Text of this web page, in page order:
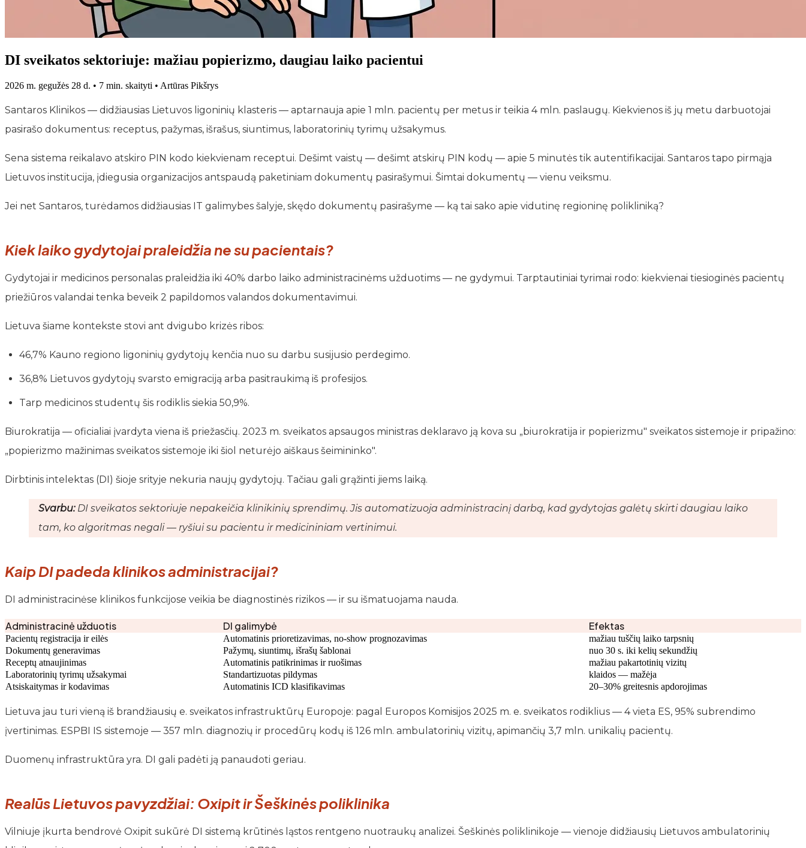
DI sveikatos sektoriuje: mažiau popierizmo, daugiau laiko pacientui
2026 m. gegužės 28 d. • 7 min. skaityti • Artūras Pikšrys
Santaros Klinikos — didžiausias Lietuvos ligoninių klasteris — aptarnauja apie 1 mln. pacientų per metus ir teikia 4 mln. paslaugų. Kiekvienos iš jų metu darbuotojai
pasirašo dokumentus: receptus, pažymas, išrašus, siuntimus, laboratorinių tyrimų užsakymus.
Sena sistema reikalavo atskiro PIN kodo kiekvienam receptui. Dešimt vaistų — dešimt atskirų PIN kodų — apie 5 minutės tik autentifikacijai. Santaros tapo pirmąja
Lietuvos institucija, įdiegusia organizacijos antspaudą paketiniam dokumentų pasirašymui. Šimtai dokumentų — vienu veiksmu.
Jei net Santaros, turėdamos didžiausias IT galimybes šalyje, skędo dokumentų pasirašyme — ką tai sako apie vidutinę regioninę polikliniką?
Kiek laiko gydytojai praleidžia ne su pacientais?
Gydytojai ir medicinos personalas praleidžia iki 40% darbo laiko administracinėms užduotims — ne gydymui. Tarptautiniai tyrimai rodo: kiekvienai tiesioginės pacientų
priežiūros valandai tenka beveik 2 papildomos valandos dokumentavimui.
Lietuva šiame kontekste stovi ant dvigubo krizės ribos:
46,7% Kauno regiono ligoninių gydytojų kenčia nuo su darbu susijusio perdegimo.
36,8% Lietuvos gydytojų svarsto emigraciją arba pasitraukimą iš profesijos.
Tarp medicinos studentų šis rodiklis siekia 50,9%.
Biurokratija — oficialiai įvardyta viena iš priežasčių. 2023 m. sveikatos apsaugos ministras deklaravo ją kova su „biurokratija ir popierizmu" sveikatos sistemoje ir pripažino:
„popierizmo mažinimas sveikatos sistemoje iki šiol neturėjo aiškaus šeimininko".
Dirbtinis intelektas (DI) šioje srityje nekuria naujų gydytojų. Tačiau gali grąžinti jiems laiką.
Svarbu:DI sveikatos sektoriuje nepakeičia klinikinių sprendimų. Jis automatizuoja administracinį darbą, kad gydytojas galėtų skirti daugiau laiko
tam, ko algoritmas negali — ryšiui su pacientu ir medicininiam vertinimui.
Kaip DI padeda klinikos administracijai?
DI administracinėse klinikos funkcijose veikia be diagnostinės rizikos — ir su išmatuojama nauda.
Administracinė užduotis DI galimybė Efektas
Pacientų registracija ir eilės Automatinis prioretizavimas, no-show prognozavimas
mažiau tuščių laiko tarpsnių
Dokumentų generavimas
Pažymų, siuntimų, išrašų šablonai
nuo 30 s. iki kelių sekundžių
Receptų atnaujinimas
Automatinis patikrinimas ir ruošimas
mažiau pakartotinių vizitų
Laboratorinių tyrimų užsakymai
Standartizuotas pildymas
klaidos — mažėja
Atsiskaitymas ir kodavimas
Automatinis ICD klasifikavimas 20–30% greitesnis apdorojimas
Lietuva jau turi vieną iš brandžiausių e. sveikatos infrastruktūrų Europoje: pagal Europos Komisijos 2025 m. e. sveikatos rodiklius — 4 vieta ES, 95% subrendimo
įvertinimas. ESPBI IS sistemoje — 357 mln. diagnozių ir procedūrų kodų iš 126 mln. ambulatorinių vizitų, apimančių 3,7 mln. unikalių pacientų.
Duomenų infrastruktūra yra. DI gali padėti ją panaudoti geriau.
Realūs Lietuvos pavyzdžiai: Oxipit ir Šeškinės poliklinika
Vilniuje įkurta bendrovė Oxipit sukūrė DI sistemą krūtinės ląstos rentgeno nuotraukų analizei. Šeškinės poliklinikoje — vienoje didžiausių Lietuvos ambulatorinių